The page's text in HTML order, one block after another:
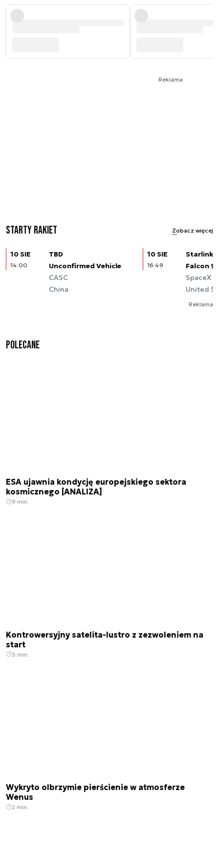
Reklama
Starty rakiet Zobacz więcej
10 SIE
14:00
TBD
Unconfirmed Vehicle
CASC
China
10 SIE
16:49
Starlink
Falcon 9
SpaceX
United
Reklama
Polecane
ESA ujawnia kondycję europejskiego sektora
kosmicznego [ANALIZA]
9 min.
Kontrowersyjny satelita-lustro z zezwoleniem na
start
3 min.
Wykryto olbrzymie pierścienie w atmosferze
Wenus
2 min.